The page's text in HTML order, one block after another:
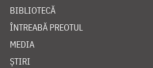
BIBLIOTECĂ
ÎNTREABĂ PREOTUL
MEDIA
ȘTIRI